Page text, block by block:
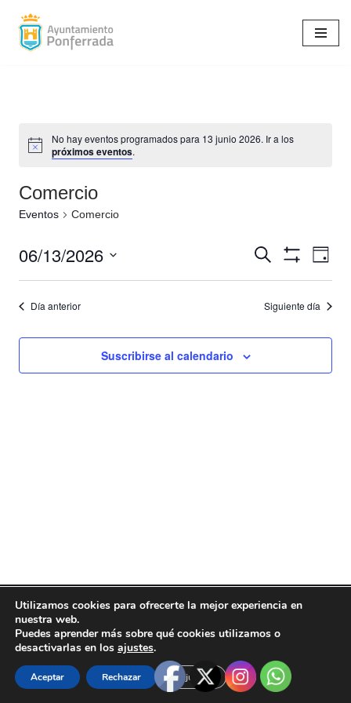
Saltar
No hay eventos programados para 13 junio 2026. Ir a los
próximos eventos.
Comercio
Eventos Comercio
de
búsqueda
y
vistas
Buscar
Filtros
de
Día
06/13/2026
Seleccionar
Día anterior Siguiente día
Suscribirse al calendario
© Ayuntamiento de Ponferrada. Aviso legal-Política de
cookies -Protección de datos y Privacidad
seguridad.
Alta de eventos.
Neve| is aWordPresstheme].
Utilizamos cookies para ofrecerte la mejor experiencia en
nuestra web.
Puedes aprender más sobre qué cookies utilizamos o
desactivarlas en los ajustes.
Aceptar Rechazar Ajustes Cerrar el banner de